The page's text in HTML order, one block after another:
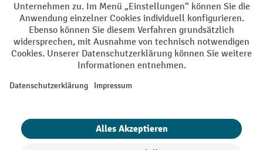
Barrierefreiheit Privacy Settings
Alle Preise exkl. gesetzl. Mehrwertsteuer zzgl.Versandkostenund ggf.
Nachnahmegebühren, wenn nicht anders angegeben.
¹ Der Rabatt gilt so lange der Vorrat reicht. Der Rabatt gilt nicht auf
oder Gutscheinen ist nicht möglich. | ² Der Rabatt wird einmalig bei
eingelöst werden. Die Höhe des Rabatts variiert je nach
Produktkategorie und beträgt bis zu 10 % (10 % auf Lager, Umwelt,